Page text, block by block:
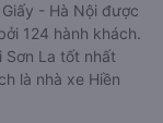
- Hà Nội được
124 hành khách.
Sơn La tốt nhất
là nhà xe Hiền